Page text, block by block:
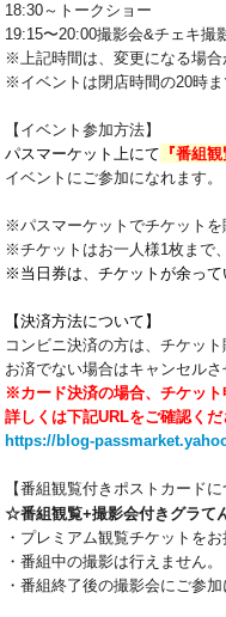
18:30～トークショー
19:15〜20:00撮影会&チェキ撮
※上記時間は、変更になる場合
※イベントは閉店時間の20時ま
【イベント参加方法】
パスマーケット上にて 『番組
イベントにご参加になれます。
※パスマーケットでチケットを
※チケットはお一人様1枚まで
※当日券は、 チケットが余っ
【決済方法について】
コンビニ決済の方は、チケッ
お済でない場合はキャンセルさ
※カード決済の場合、チケット
詳しくは下記URLをご確認くだ
https://blog-
【番組観覧付きポストカードに
☆番組観覧+撮影会付きグラて
・プレミアム観覧チケットを
・番組中の撮影は行えません。
・番組終了後の撮影会にご参加